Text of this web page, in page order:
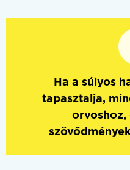
Ha a súlyos
tapasztalja,
orvoshoz,